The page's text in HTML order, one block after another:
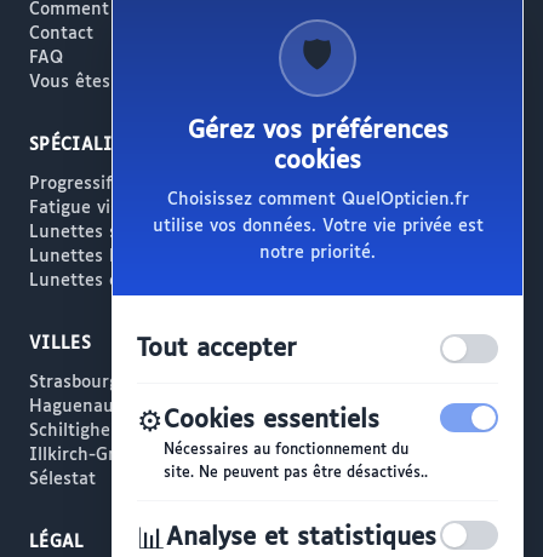
Comment ça marche
Contact
FAQ
Vous êtes opticien ?
SPÉCIALITÉS
Progressifs / Presbytie
Fatigue visuelle / Écrans
Lunettes solaires
Lunettes haut de gamme
Lunettes créateur
VILLES
Strasbourg
Haguenau
Schiltigheim
Illkirch-Graffenstaden
Sélestat
LÉGAL
🛡️
Gérez vos préférences
cookies
Choisissez comment QuelOpticien.fr
utilise vos données. Votre vie privée est
notre priorité.
Tout accepter
⚙️Cookies essentiels
Nécessaires au fonctionnement du
site. Ne peuvent pas être désactivés..
📊Analyse et statistiques